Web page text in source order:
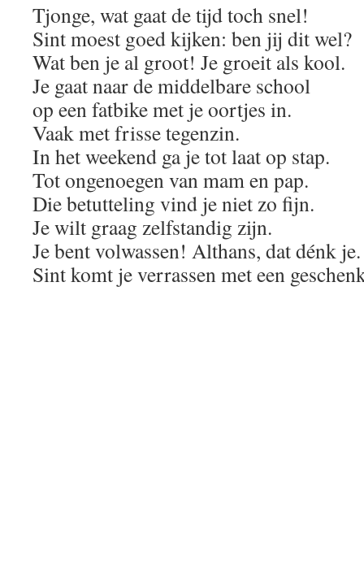
Tjonge, wat gaat de tijd toch snel!
Sint moest goed kijken: ben jij dit wel?
Wat ben je al groot! Je groeit als kool.
Je gaat naar de middelbare school
op een fatbike met je oortjes in.
Vaak met frisse tegenzin.
In het weekend ga je tot laat op stap.
Tot ongenoegen van mam en pap.
Die betutteling vind je niet zo fijn.
Je wilt graag zelfstandig zijn.
Je bent volwassen! Althans, dat dénk je.
Sint komt je verrassen met een